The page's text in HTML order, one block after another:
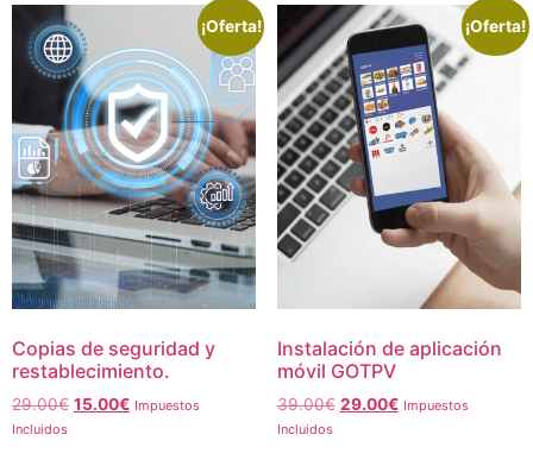
¡Oferta!
Copias de seguridad y
restablecimiento.
29.00€ El
15.00€ElImpuestos
Incluidos
¡Oferta!
Instalación de aplicación
móvil GOTPV
39.00€ El
29.00€ElImpuestos
Incluidos